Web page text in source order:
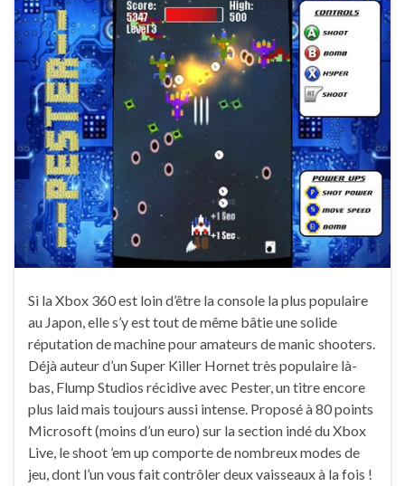
Si la Xbox 360 est loin d’être la console la plus populaire
au Japon, elle s’y est tout de même bâtie une solide
réputation de machine pour amateurs de manic shooters.
Déjà auteur d’un Super Killer Hornet très populaire là-
bas, Flump Studios récidive avec Pester, un titre encore
plus laid mais toujours aussi intense. Proposé à 80 points
Microsoft (moins d’un euro) sur la section indé du Xbox
Live, le shoot ’em up comporte de nombreux modes de
jeu, dont l’un vous fait contrôler deux vaisseaux à la fois !